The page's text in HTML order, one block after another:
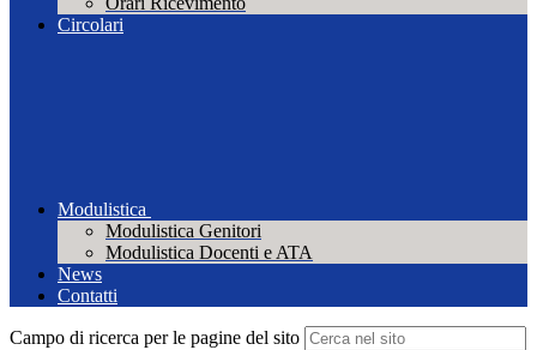
Circolari
Modulistica
Modulistica Genitori
Modulistica Docenti e ATA
News
Contatti
Campo di ricerca per le pagine del sito